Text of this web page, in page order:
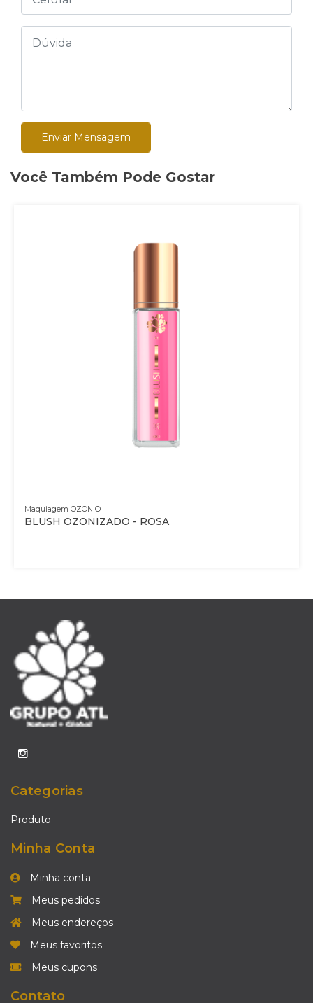
Enviar Mensagem
Você Também Pode Gostar
Maquiagem OZONIO
BLUSH OZONIZADO - ROSA
Categorias
Produto
Minha Conta
Minha conta
Meus pedidos
Meus endereços
Meus favoritos
Meus cupons
Contato